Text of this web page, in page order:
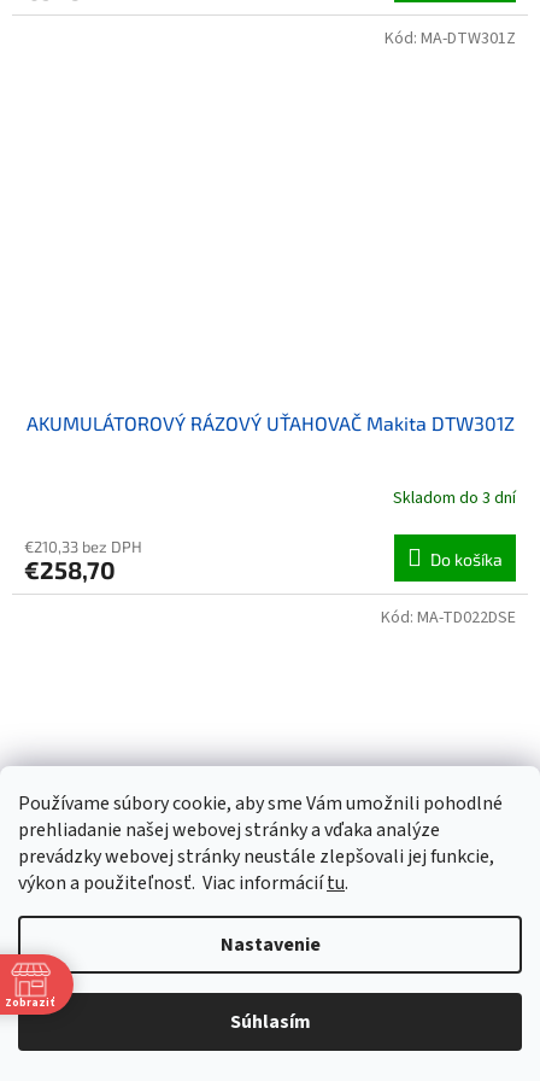
Používame súbory cookie, aby sme Vám umožnili pohodlné
prehliadanie našej webovej stránky a vďaka analýze
prevádzky webovej stránky neustále zlepšovali jej funkcie,
výkon a použiteľnosť. Viac informáciítu.
Nastavenie
Súhlasím
AKUMULÁTOROVÝ RÁZOVÝ UŤAHOVAČ Makita DTW301Z
Skladom do 3 dní
€210,33 bez DPH
€258,70 Do košíka
Kód: MA-DTW301Z
AKUMULÁTOROVÝ RÁZOVÝ UŤAHOVAČ Makita
TD022DSE
Kód: MA-TD022DSE
Zobraziť